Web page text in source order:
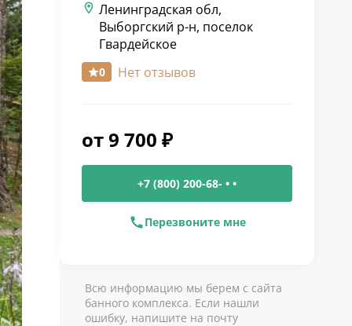
Ленинградская обл,
Выборгский р-н, поселок
Гвардейское
0 Нет отзывов
от9 700 ₽
+7 (800) 200-68- • •
Перезвоните мне
Всю информацию мы берем с сайта
банного комплекса. Если нашли
ошибку, напишите на почту